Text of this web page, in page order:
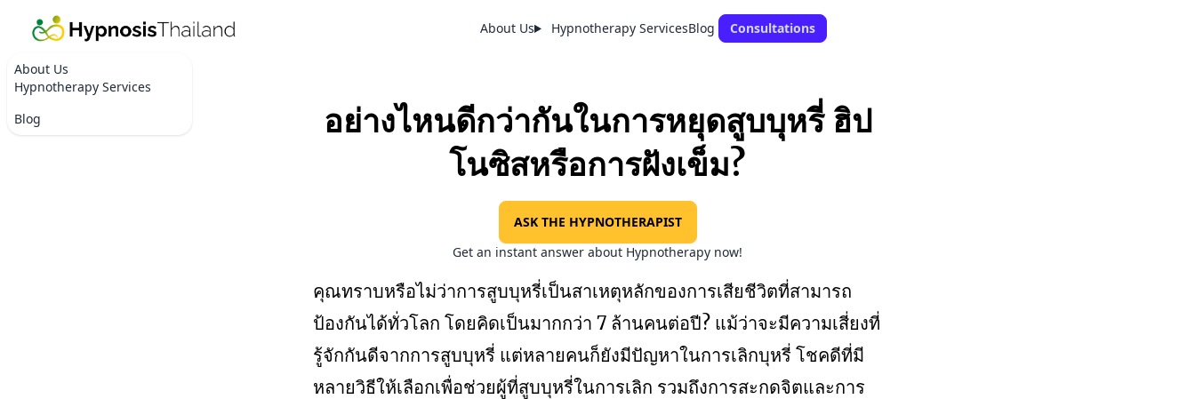
About Us
Hypnotherapy Services
Blog
About Us Hypnotherapy ServicesBlog Consultations
อย่างไหนดีกว่ากันในการหยุดสูบบุหรี่ ฮิป
โนซิสหรือการฝังเข็ม?
ASK THE HYPNOTHERAPIST
Get an instant answer about Hypnotherapy now!
คุณทราบหรือไม่ว่าการสูบบุหรี่เป็นสาเหตุหลักของการเสียชีวิตที่สามารถ
ป้องกันได้ทั่วโลก โดยคิดเป็นมากกว่า 7 ล้านคนต่อปี? แม้ว่าจะมีความเสี่ยงที่
รู้จักกันดีจากการสูบบุหรี่ แต่หลายคนก็ยังมีปัญหาในการเลิกบุหรี่ โชคดีที่มี
หลายวิธีให้เลือกเพื่อช่วยผู้ที่สูบบุหรี่ในการเลิก รวมถึงการสะกดจิตและการ